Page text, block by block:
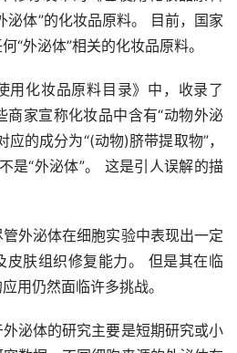
泌体”的化妆品原料。 目前，国家
“外泌体”相关的化妆品原料。
用化妆品原料目录》中，收录了
家宣称化妆品中含有“动物外泌
的成分为“(动物)脐带提取物”，
是“外泌体”。 这是引人误解的描
外泌体在细胞实验中表现出一定
皮肤组织修复能力。 但是其在临
用仍然面临许多挑战。
泌体的研究主要是短期研究或小